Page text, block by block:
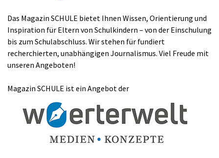
Das Magazin SCHULE bietet Ihnen Wissen, Orientierung und
Inspiration für Eltern von Schulkindern – von der Einschulung
bis zum Schulabschluss. Wir stehen für fundiert
recherchierten, unabhängigen Journalismus. Viel Freude mit
unseren Angeboten!
Magazin SCHULE ist ein Angebot der